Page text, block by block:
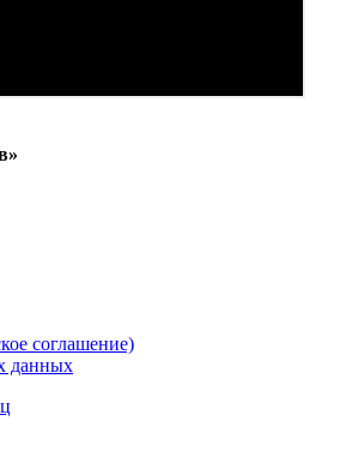
соглашение)
данных